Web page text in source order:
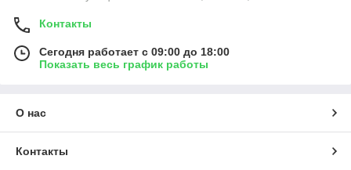
Контакты
Сегодня работает с 09:00 до 18:00
Показать весь график работы
О нас
Контакты